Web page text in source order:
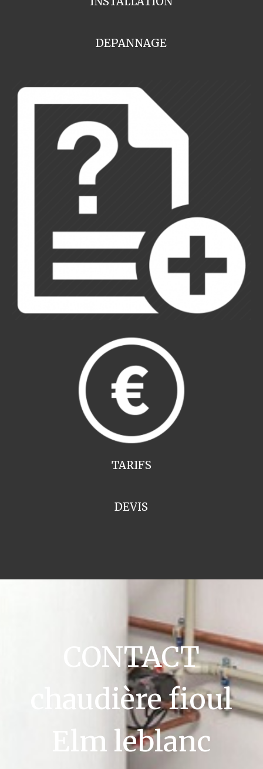
DEPANNAGE
TARIFS
DEVIS
CONTACT
chaudière fioul
Elm leblanc